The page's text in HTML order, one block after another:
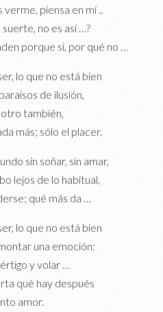
piensa en mí ..
no es así …?
porque si, por qué no …
lo que no está bien
de ilusión,
otro también,
más; sólo el placer.
sin soñar, sin amar,
lejos de lo habitual,
qué más da …
lo que no está bien
una emoción:
y volar …
qué hay después
amor.